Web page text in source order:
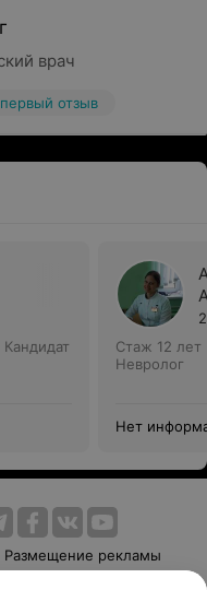
врач
отзыв
Кандидат
Стаж 12 лет
Невролог
Нет
Размещение рекламы